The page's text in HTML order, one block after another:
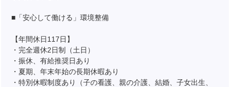
■「安心して働ける」環境整備
【年間休日117日】
・完全週休2日制（土日）
・振休、有給推奨日あり
・夏期、年末年始の長期休暇あり
・特別休暇制度あり（子の看護、親の介護、結婚、子女出生、